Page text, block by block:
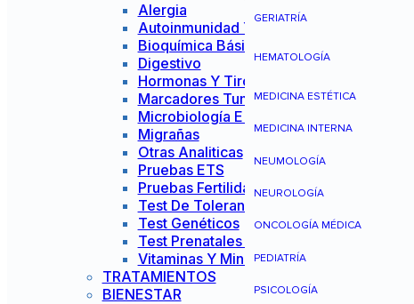
GERIATRÍA
HEMATOLOGÍA
MEDICINA ESTÉTICA
MEDICINA INTERNA
NEUMOLOGÍA
NEUROLOGÍA
ONCOLOGÍA MÉDICA
PEDIATRÍA
PSICOLOGÍA
Alergia
Autoinmunidad Y Reumatología
Bioquímica Básica
Digestivo
Hormonas Y Tiroides
Marcadores Tumorales
Microbiología E Infecciones
Migrañas
Otras Analiticas
Pruebas ETS
Pruebas Fertilidad Mujer
Test De Tolerancia Alimentaria
Test Genéticos
Test Prenatales No Invasivos
Vitaminas Y Minerales
TRATAMIENTOS
BIENESTAR